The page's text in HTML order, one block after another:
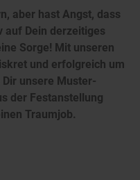
aber hast Angst, dass
auf Dein derzeitiges
Sorge! Mit unseren
und erfolgreich um
unsere Muster-
der Festanstellung
Traumjob.